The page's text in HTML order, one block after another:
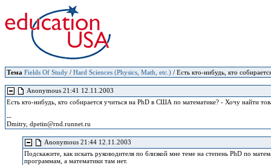
Тема Fields Of Study / Hard Sciences (Physics, Math, etc.) / Есть кто-нибудь, кто
Anonymous 21:41 12.11.2003
Есть кто-нибудь, кто собирается учиться на PhD в США по математике? - Хочу найти
--
Dmitry, dpetin@rnd.runnet.ru
Anonymous 21:44 12.11.2003
Подскажите, как искать руководителя по близкой мне теме на степень PhD по
программам, а математики там нет.